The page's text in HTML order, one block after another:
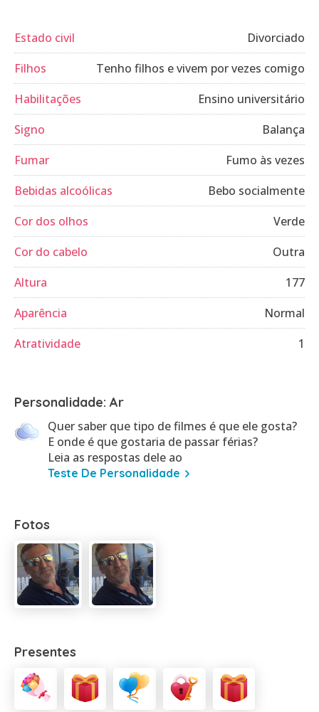
Estado civil
Divorciado
Filhos
Tenho filhos e vivem por vezes comigo
Habilitações
Ensino universitário
Signo
Balança
Fumar
Fumo às vezes
Bebidas alcoólicas
Bebo socialmente
Cor dos olhos
Verde
Cor do cabelo
Outra
Altura
177
Aparência
Normal
Atratividade
1
Personalidade: Ar
Quer saber que tipo de filmes é que ele gosta?
E onde é que gostaria de passar férias?
Leia as respostas dele ao
Teste De Personalidade
Fotos
Presentes